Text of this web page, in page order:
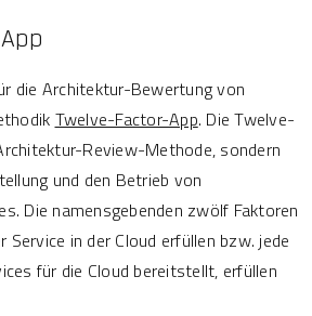
die Architektur-Bewertung von
Twelve-Factor-App. Die Twelve-
Review-Methode, sondern
und den Betrieb von
Die namensgebenden zwölf Faktoren
Service in der Cloud erfüllen bzw. jede
für die Cloud bereitstellt, erfüllen